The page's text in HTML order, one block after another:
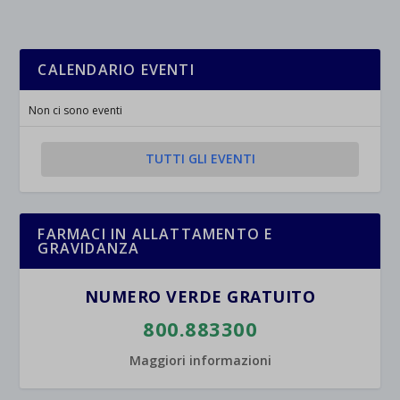
CALENDARIO EVENTI
Non ci sono eventi
TUTTI GLI EVENTI
FARMACI IN ALLATTAMENTO E
GRAVIDANZA
NUMERO VERDE GRATUITO
800.883300
Maggiori informazioni